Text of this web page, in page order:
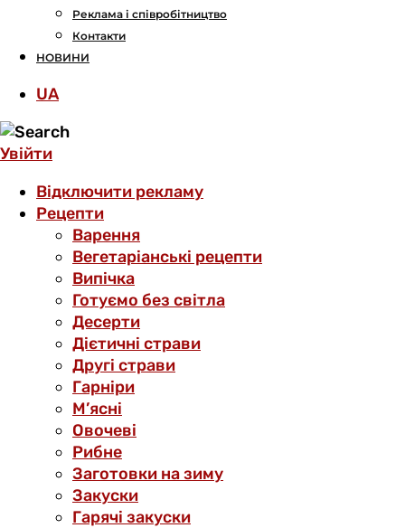
Реклама і співробітництво
Контакти
НОВИНИ
UA
Увійти
Відключити рекламу
Рецепти
Варення
Вегетаріанські рецепти
Випічка
Готуємо без світла
Десерти
Дієтичні страви
Другі страви
Гарніри
М’ясні
Овочеві
Рибне
Заготовки на зиму
Закуски
Гарячі закуски